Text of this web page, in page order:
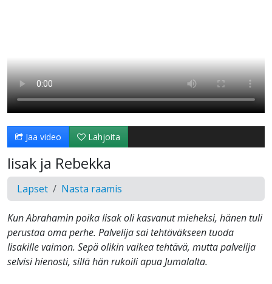
Jaa video Lahjoita
Iisak ja Rebekka
Lapset Nasta raamis
Kun Abrahamin poika Iisak oli kasvanut mieheksi, hänen tuli
perustaa oma perhe. Palvelija sai tehtäväkseen tuoda
Iisakille vaimon. Sepä olikin vaikea tehtävä, mutta palvelija
selvisi hienosti, sillä hän rukoili apua Jumalalta.